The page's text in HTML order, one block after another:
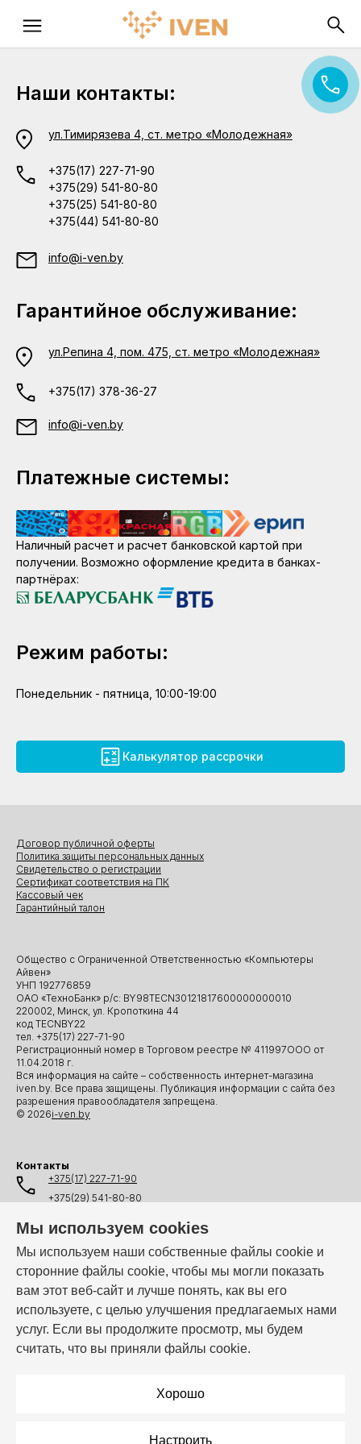
Мы используем cookies
Мы используем наши собственные файлы cookie и
сторонние файлы cookie, чтобы мы могли показать
вам этот веб-сайт и лучше понять, как вы его
используете, с целью улучшения предлагаемых нами
услуг. Если вы продолжите просмотр, мы будем
считать, что вы приняли файлы cookie.
Хорошо
Настроить
Наши контакты:
ул.Тимирязева 4, ст. метро «Молодежная»
+375(17) 227-71-90
+375(29) 541-80-80
+375(25) 541-80-80
+375(44) 541-80-80
info@i-ven.by
Гарантийное обслуживание:
ул.Репина 4, пом. 475, ст. метро «Молодежная»
+375(17) 378-36-27
info@i-ven.by
Платежные системы:
Наличный расчет и расчет банковской картой при
получении. Возможно оформление кредита в банках-
партнёрах:
Режим работы:
Понедельник - пятница, 10:00-19:00
Калькулятор рассрочки
Общество с Ограниченной Ответственностью «Компьютеры
Айвен»
УНП 192776859
ОАО «ТехноБанк» р/с: BY98TECN30121817600000000010
220002, Минск, ул. Кропоткина 44
код TECNBY22
тел. +375(17) 227-71-90
Регистрационный номер в Торговом реестре № 411997ООО от
11.04.2018 г.
Вся информация на сайте – собственность интернет-магазина
iven.by. Все права защищены. Публикация информации с сайта без
разрешения правообладателя запрещена.
© 2026i-ven.by
Договор публичной оферты
Политика защиты персональных данных
Свидетельство о регистрации
Сертификат соответствия на ПК
Кассовый чек
Гарантийный талон
Контакты
+375(17) 227-71-90
+375(29) 541-80-80
+375(44) 541-80-80
info@i-ven.by
Мы в мессенджерах:
Режим работы: Пн–Пт: 10:00 – 19:00